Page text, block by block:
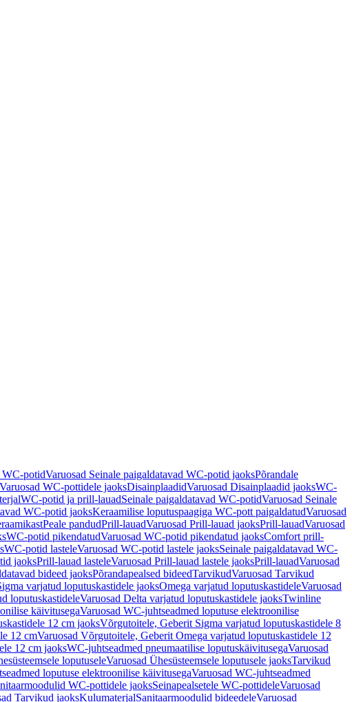
WC-potidVaruosad Seinale paigaldatavad WC-potid jaoksPõrandale
Varuosad WC-pottidele jaoksDisainplaadidVaruosad Disainplaadid jaoksWC-
WC-potid ja prill-lauadSeinale paigaldatavad WC-potidVaruosad Seinale
WC-potid jaoksKeraamilise loputuspaagiga WC-pott paigaldatudVaruosad
Peale pandudPrill-lauadVaruosad Prill-lauad jaoksPrill-lauadVaruosad
WC-potid pikendatudVaruosad WC-potid pikendatud jaoksComfort prill-
WC-potid lasteleVaruosad WC-potid lastele jaoksSeinale paigaldatavad WC-
jaoksPrill-lauad lasteleVaruosad Prill-lauad lastele jaoksPrill-lauadVaruosad
bideed jaoksPõrandapealsed bideedTarvikudVaruosad Tarvikud
varjatud loputuskastidele jaoksOmega varjatud loputuskastideleVaruosad
loputuskastideleVaruosad Delta varjatud loputuskastidele jaoksTwinline
käivitusegaVaruosad WC-juhtseadmed loputuse elektroonilise
12 cm jaoksVõrgutoitele, Geberit Sigma varjatud loputuskastidele 8
12 cmVaruosad Võrgutoitele, Geberit Omega varjatud loputuskastidele 12
12 cm jaoksWC-juhtseadmed pneumaatilise loputuskäivitusegaVaruosad
loputuseleVaruosad Ühesüsteemsele loputusele jaoksTarvikud
loputuse elektroonilise käivitusegaVaruosad WC-juhtseadmed
WC-pottidele jaoksSeinapealsetele WC-pottideleVaruosad
Tarvikud jaoksKulumaterjalSanitaarmoodulid bideedeleVaruosad